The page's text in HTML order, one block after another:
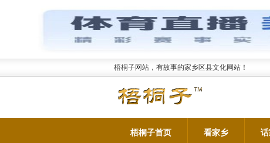
梧桐子网站，有故事的家乡区县文化网站！
梧桐子首页 看家乡